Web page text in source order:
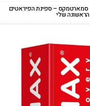
סמארטמקס – ספינת הפיראטים
הראשונה שלי